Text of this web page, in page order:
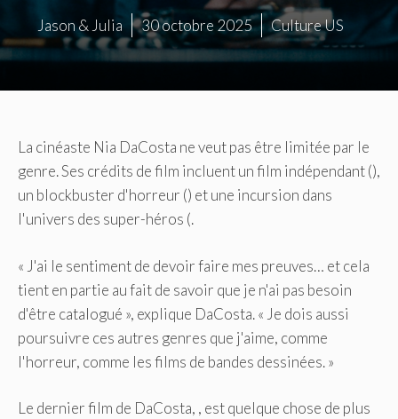
Jason & Julia 30 octobre 2025 Culture US
La cinéaste Nia DaCosta ne veut pas être limitée par le
genre. Ses crédits de film incluent un film indépendant (),
un blockbuster d'horreur () et une incursion dans
l'univers des super-héros (.
« J'ai le sentiment de devoir faire mes preuves… et cela
tient en partie au fait de savoir que je n'ai pas besoin
d'être catalogué », explique DaCosta. « Je dois aussi
poursuivre ces autres genres que j'aime, comme
l'horreur, comme les films de bandes dessinées. »
Le dernier film de DaCosta, , est quelque chose de plus